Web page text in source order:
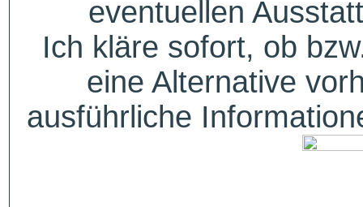
eventuellen
Ich kläre sofort, ob
eine Alternative
ausführliche